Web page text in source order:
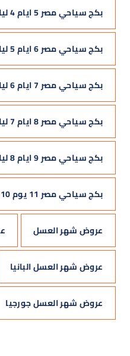
بكج سياحي مصر 5 ايام 4 ليالي
بكج سياحي مصر 6 ايام 5 ليالي
بكج سياحي مصر 7 ايام 6 ليالي
بكج سياحي مصر 8 ايام 7 ليالي
بكج سياحي مصر 9 ايام 8 ليالي
بكج سياحي مصر 11 يوم 10 ليالي
عروض شهر العسل
عروض شهر العسل البانيا
عروض شهر العسل جورجيا